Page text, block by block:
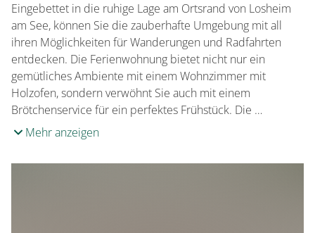
Eingebettet in die ruhige Lage am Ortsrand von Losheim
am See, können Sie die zauberhafte Umgebung mit all
ihren Möglichkeiten für Wanderungen und Radfahrten
entdecken. Die Ferienwohnung bietet nicht nur ein
gemütliches Ambiente mit einem Wohnzimmer mit
Holzofen, sondern verwöhnt Sie auch mit einem
Brötchenservice für ein perfektes Frühstück. Die …
Mehr anzeigen